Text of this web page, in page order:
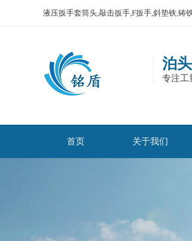
液压扳手套筒头,敲击扳手,F扳手,斜垫铁,铸
泊
专注工
首页 关于我们